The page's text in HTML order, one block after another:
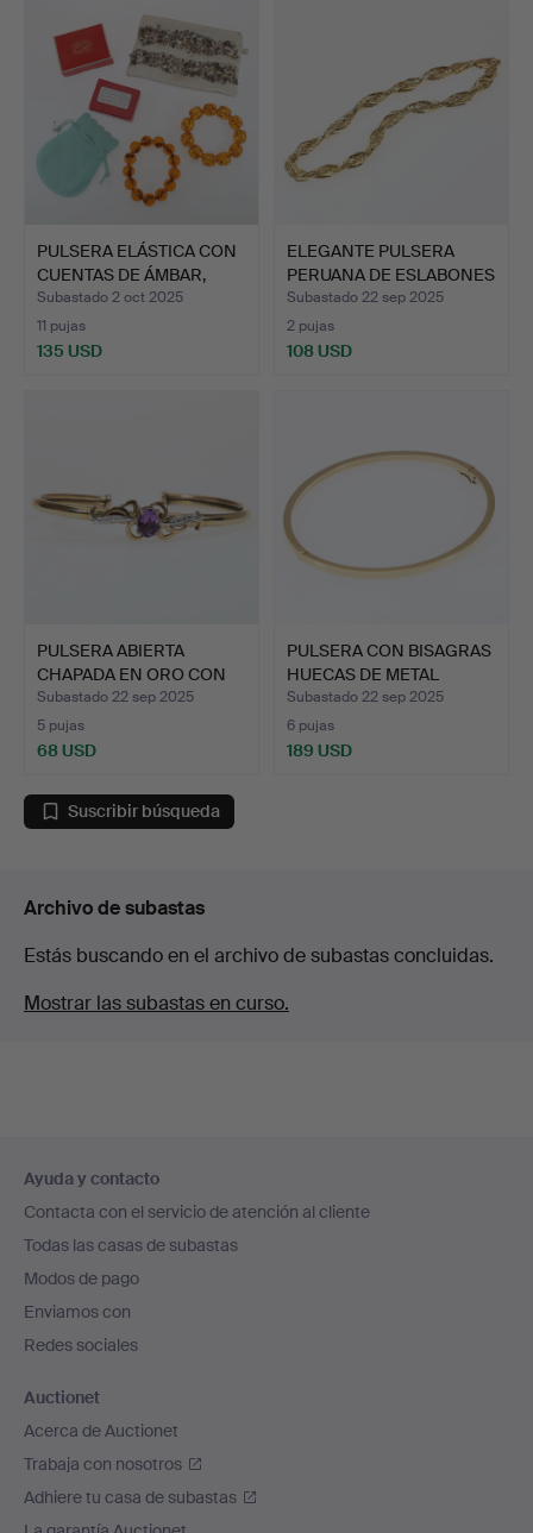
PULSERA ELÁSTICA CON
CUENTAS DE ÁMBAR,
OTR…
Subastado 2 oct 2025
11 pujas
135 USD
ELEGANTE PULSERA
PERUANA DE ESLABONES
CRUZ…
Subastado 22 sep 2025
2 pujas
108 USD
PULSERA ABIERTA
CHAPADA EN ORO CON
UNA POS…
Subastado 22 sep 2025
5 pujas
68 USD
PULSERA CON BISAGRAS
HUECAS DE METAL
AMARI…
Subastado 22 sep 2025
6 pujas
189 USD
Suscribir búsqueda
Archivo de subastas
Estás buscando en el archivo de subastas concluidas.
Mostrar las subastas en curso.
en
el
pie
de
página
Ayuda y contacto
Contacta con el servicio de atención al cliente
Todas las casas de subastas
Modos de pago
Enviamos con
Redes sociales
Auctionet
Acerca de Auctionet
Trabaja con nosotros
Adhiere tu casa de subastas